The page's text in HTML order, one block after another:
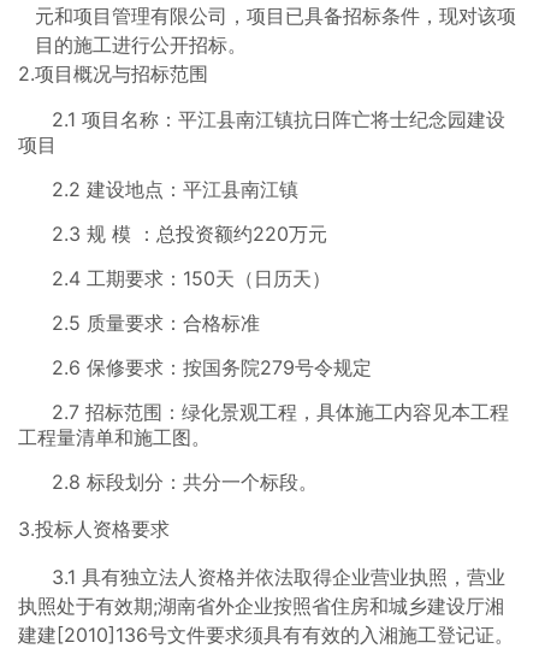
元和项目管理有限公司，项目已具备招标条件，现对该项
目的施工进行公开招标。
2.项目概况与招标范围
2.1 项目名称：平江县南江镇抗日阵亡将士纪念园建设
项目
2.2 建设地点：平江县南江镇
2.3 规 模 ：总投资额约220万元
2.4 工期要求：150天（日历天）
2.5 质量要求：合格标准
2.6 保修要求：按国务院279号令规定
2.7 招标范围：绿化景观工程，具体施工内容见本工程
工程量清单和施工图。
2.8 标段划分：共分一个标段。
3.投标人资格要求
3.1 具有独立法人资格并依法取得企业营业执照，营业
执照处于有效期;湖南省外企业按照省住房和城乡建设厅湘
建建[2010]136号文件要求须具有有效的入湘施工登记证。